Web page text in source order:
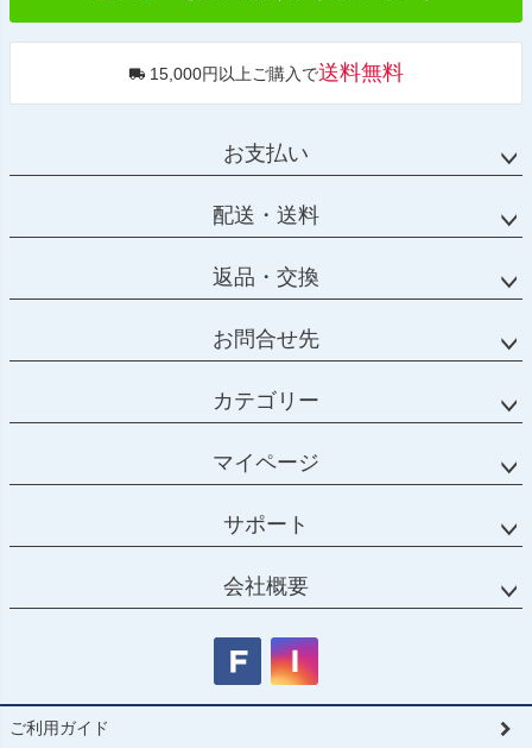
15,000円以上ご購入で送料無料
お支払い
配送・送料
返品・交換
お問合せ先
カテゴリー
マイページ
サポート
会社概要
ご利用ガイド